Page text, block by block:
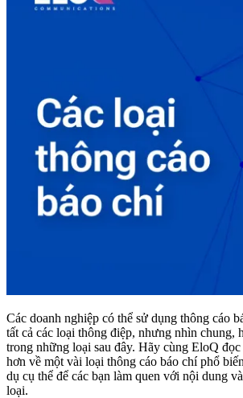
Các doanh nghiệp có thể sử dụng thông cáo
tất cả các loại thông điệp, nhưng nhìn chung,
trong những loại sau đây. Hãy cùng EloQ
hơn về một vài loại thông cáo báo chí phổ
dụ cụ thể để các bạn làm quen với nội dung
loại.